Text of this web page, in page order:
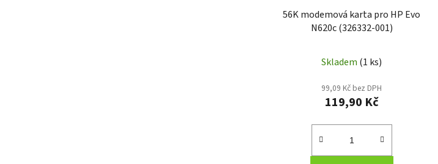
56K modemová karta pro HP Evo
N620c (326332-001)
Skladem (1 ks)
99,09 Kč bez DPH
119,90 Kč